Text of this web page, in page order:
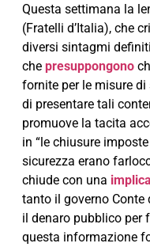
Questa settimana la
(Fratelli d’Italia), che
diversi sintagmi
che presuppongono
fornite per le misure
di presentare tali
promuove la tacita
in “le chiusure
sicurezza erano
chiude con una
tanto il governo Conte
il denaro pubblico per
questa informazione